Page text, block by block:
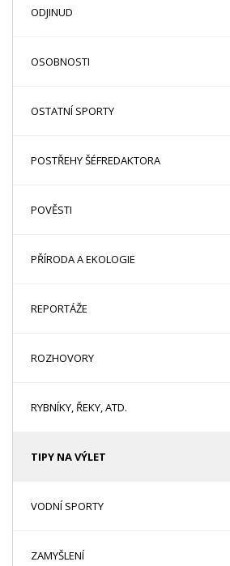
ODJINUD
OSOBNOSTI
OSTATNÍ SPORTY
POSTŘEHY ŠÉFREDAKTORA
POVĚSTI
PŘÍRODA A EKOLOGIE
REPORTÁŽE
ROZHOVORY
RYBNÍKY, ŘEKY, ATD.
TIPY NA VÝLET
VODNÍ SPORTY
ZAMYŠLENÍ